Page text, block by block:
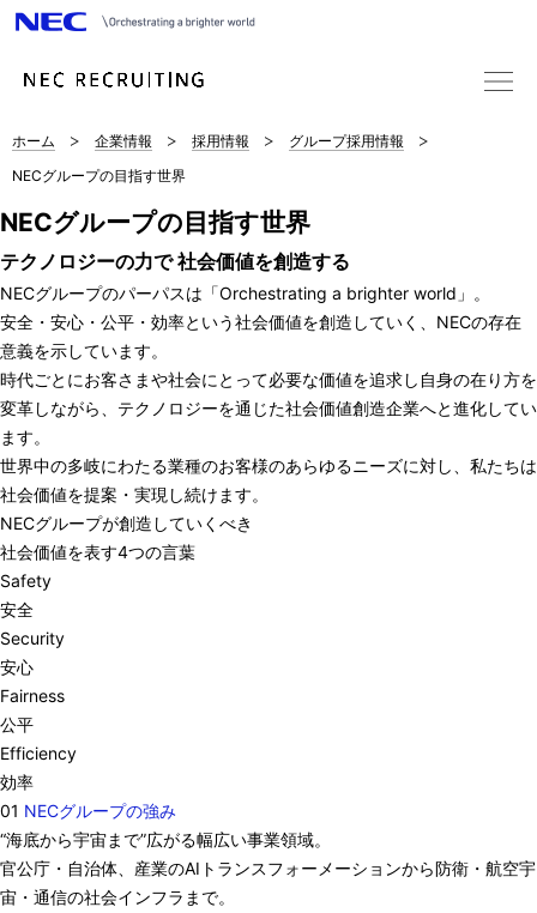
イ
ト
内
の
現
在
位
置
ホーム 企業情報 採用情報
グループ採用情報
NECグループの目指す世界
NECグループの目指す世界
テクノロジーの力で 社会価値を創造する
NECグループのパーパスは「Orchestrating a brighter world」。
安全・安心・公平・効率という社会価値を創造していく、NECの存在
意義を示しています。
時代ごとにお客さまや社会にとって必要な価値を追求し自身の在り方を
変革しながら、テクノロジーを通じた社会価値創造企業へと進化してい
ます。
世界中の多岐にわたる業種のお客様のあらゆるニーズに対し、私たちは
社会価値を提案・実現し続けます。
NECグループが創造していくべき
社会価値を表す4つの言葉
Safety
安全
Security
安心
Fairness
公平
Efficiency
効率
01 NECグループの強み
“海底から宇宙まで”広がる幅広い事業領域。
官公庁・自治体、産業のAIトランスフォーメーションから防衛・航空宇
宙・通信の社会インフラまで。